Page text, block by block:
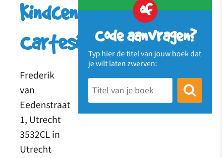
of
Code aanvragen?
Typ hier de titel van jouw boek dat
je wilt laten zwerven:
Kindcentrum
Cartesius
Frederik
van
Eedenstraat
1, Utrecht
3532CL in
Utrecht